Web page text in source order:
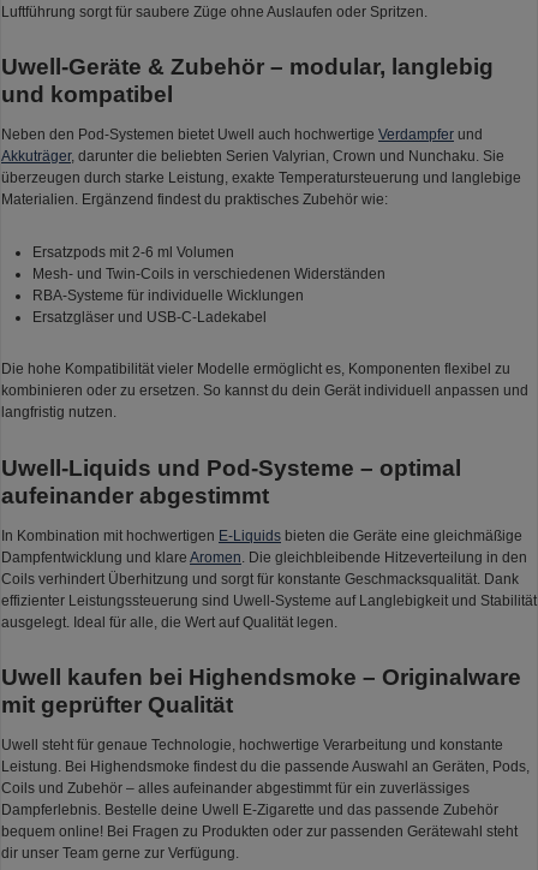
Luftführung sorgt für saubere Züge ohne Auslaufen oder Spritzen.
Uwell-Geräte & Zubehör – modular, langlebig
und kompatibel
Neben den Pod-Systemen bietet Uwell auch hochwertige Verdampfer und
Akkuträger, darunter die beliebten Serien Valyrian, Crown und Nunchaku. Sie
überzeugen durch starke Leistung, exakte Temperatursteuerung und langlebige
Materialien. Ergänzend findest du praktisches Zubehör wie:
Ersatzpods mit 2-6 ml Volumen
Mesh- und Twin-Coils in verschiedenen Widerständen
RBA-Systeme für individuelle Wicklungen
Ersatzgläser und USB-C-Ladekabel
Die hohe Kompatibilität vieler Modelle ermöglicht es, Komponenten flexibel zu
kombinieren oder zu ersetzen. So kannst du dein Gerät individuell anpassen und
langfristig nutzen.
Uwell-Liquids und Pod-Systeme – optimal
aufeinander abgestimmt
In Kombination mit hochwertigen E-Liquids bieten die Geräte eine gleichmäßige
Dampfentwicklung und klare Aromen . Die gleichbleibende Hitzeverteilung in den
Coils verhindert Überhitzung und sorgt für konstante Geschmacksqualität. Dank
effizienter Leistungssteuerung sind Uwell-Systeme auf Langlebigkeit und Stabilität
ausgelegt. Ideal für alle, die Wert auf Qualität legen.
Uwell kaufen bei Highendsmoke – Originalware
mit geprüfter Qualität
Uwell steht für genaue Technologie, hochwertige Verarbeitung und konstante
Leistung. Bei Highendsmoke findest du die passende Auswahl an Geräten, Pods,
Coils und Zubehör – alles aufeinander abgestimmt für ein zuverlässiges
Dampferlebnis. Bestelle deine Uwell E-Zigarette und das passende Zubehör
bequem online! Bei Fragen zu Produkten oder zur passenden Gerätewahl steht
dir unser Team gerne zur Verfügung.